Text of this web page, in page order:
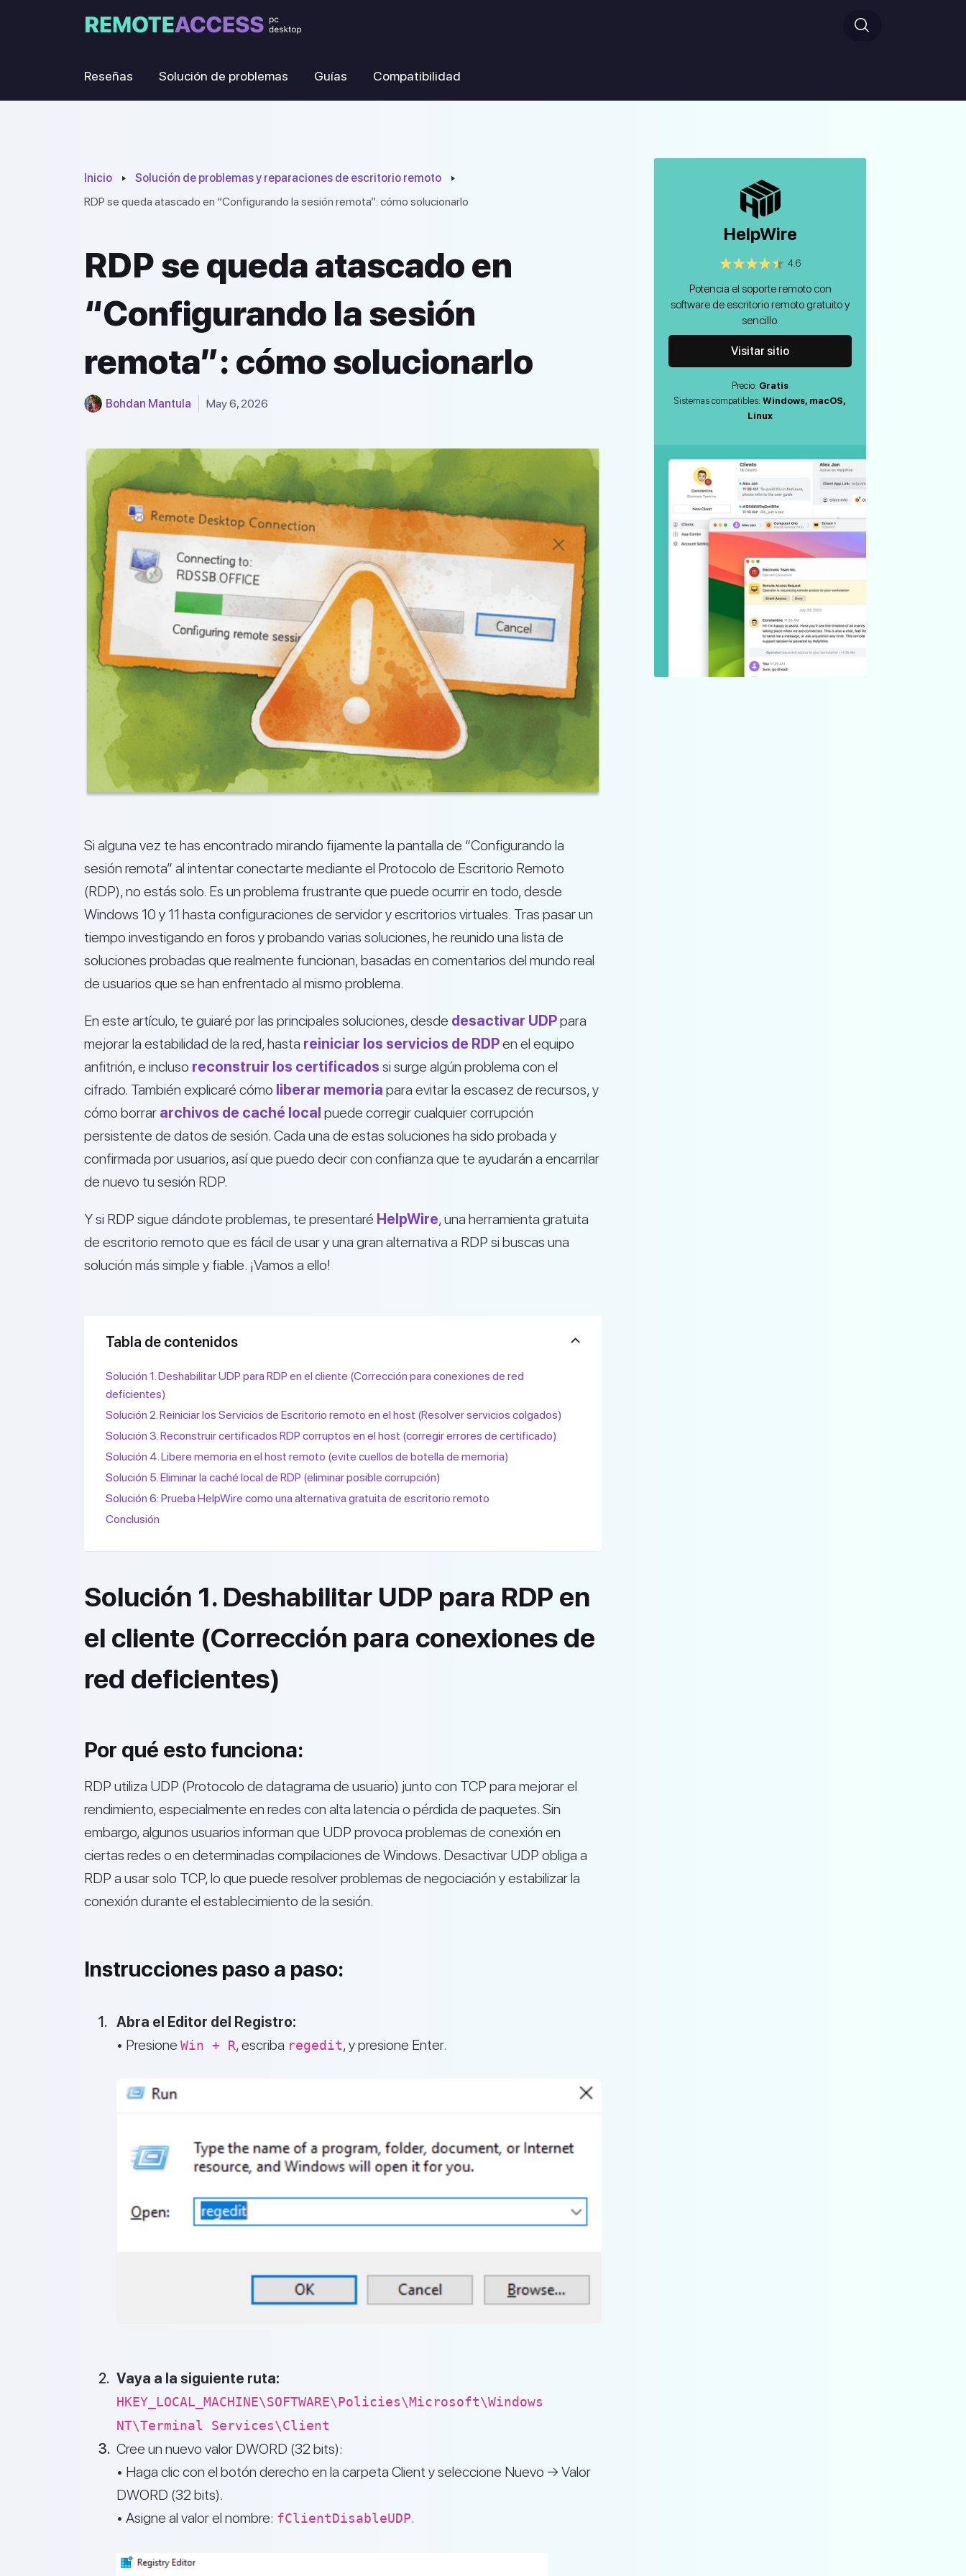
Reseñas Solución de problemas Guías Compatibilidad
Inicio
Solución de problemas y reparaciones de escritorio remoto
RDP se queda atascado en “Configurando la sesión remota”: cómo solucionarlo
RDP se queda atascado en
“Configurando la sesión
remota”: cómo solucionarlo
Bohdan Mantula May 6, 2026
Si alguna vez te has encontrado mirando fijamente la pantalla de “Configurando la
sesión remota” al intentar conectarte mediante el Protocolo de Escritorio Remoto
(RDP), no estás solo. Es un problema frustrante que puede ocurrir en todo, desde
Windows 10 y 11 hasta configuraciones de servidor y escritorios virtuales. Tras pasar un
tiempo investigando en foros y probando varias soluciones, he reunido una lista de
soluciones probadas que realmente funcionan, basadas en comentarios del mundo real
de usuarios que se han enfrentado al mismo problema.
En este artículo, te guiaré por las principales soluciones, desde desactivar UDPpara
mejorar la estabilidad de la red, hasta reiniciar los servicios de RDPen el equipo
anfitrión, e incluso reconstruir los certificados si surge algún problema con el
cifrado. También explicaré cómo liberar memoria para evitar la escasez de recursos, y
cómo borrar archivos de caché local puede corregir cualquier corrupción
persistente de datos de sesión. Cada una de estas soluciones ha sido probada y
confirmada por usuarios, así que puedo decir con confianza que te ayudarán a encarrilar
de nuevo tu sesión RDP.
Y si RDP sigue dándote problemas, te presentaré HelpWire, una herramienta gratuita
de escritorio remoto que es fácil de usar y una gran alternativa a RDP si buscas una
solución más simple y fiable. ¡Vamos a ello!
Tabla de contenidos
Solución 1. Deshabilitar UDP para RDP en el cliente (Corrección para conexiones de red
deficientes)
Solución 2. Reiniciar los Servicios de Escritorio remoto en el host (Resolver servicios colgados)
Solución 3. Reconstruir certificados RDP corruptos en el host (corregir errores de certificado)
Solución 4. Libere memoria en el host remoto (evite cuellos de botella de memoria)
Solución 5. Eliminar la caché local de RDP (eliminar posible corrupción)
Solución 6: Prueba HelpWire como una alternativa gratuita de escritorio remoto
Conclusión
Solución 1. Deshabilitar UDP para RDP en
el cliente (Corrección para conexiones de
red deficientes)
Por qué esto funciona:
RDP utiliza UDP (Protocolo de datagrama de usuario) junto con TCP para mejorar el
rendimiento, especialmente en redes con alta latencia o pérdida de paquetes. Sin
embargo, algunos usuarios informan que UDP provoca problemas de conexión en
ciertas redes o en determinadas compilaciones de Windows. Desactivar UDP obliga a
RDP a usar solo TCP, lo que puede resolver problemas de negociación y estabilizar la
conexión durante el establecimiento de la sesión.
Instrucciones paso a paso:
Abra el Editor del Registro:
• Presione Win + R, escriba regedit, y presione Enter.
Vaya a la siguiente ruta:
HKEY_LOCAL_MACHINE\SOFTWARE\Policies\Microsoft\Windows
NT\Terminal Services\Client
Cree un nuevo valor DWORD (32 bits):
• Haga clic con el botón derecho en la carpeta Client y seleccione Nuevo → Valor
DWORD (32 bits).
• Asigne al valor el nombre: fClientDisableUDP.
HelpWire
4.6
Potencia el soporte remoto con
software de escritorio remoto gratuito y
sencillo.
Visitar sitio
Precio: Gratis
Sistemas compatibles:Windows, macOS,
Linux